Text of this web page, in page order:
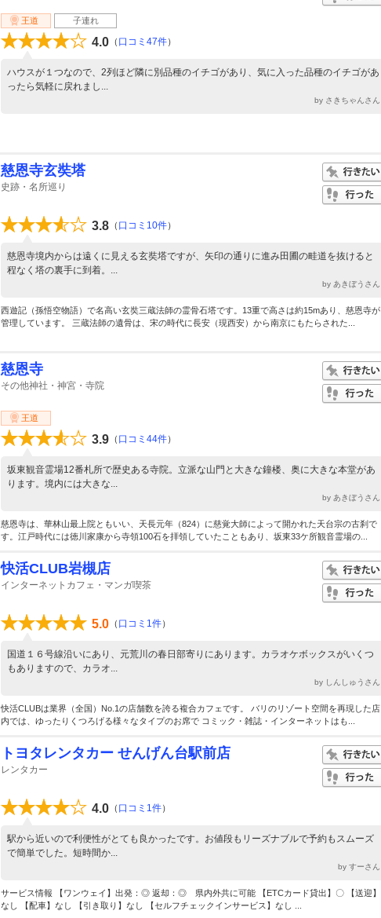
王道 子連れ
4.0 （ 口コミ47件）
ハウスが１つなので、2列ほど隣に別品種のイチゴがあり、気に入った品種のイチゴがあ
ったら気軽に戻れまし...
by さきちゃんさん
慈恩寺玄奘塔
史跡・名所巡り
3.8 （ 口コミ10件）
慈恩寺境内からは遠くに見える玄奘塔ですが、矢印の通りに進み田圃の畦道を抜けると
程なく塔の裏手に到着。...
by あきぼうさん
西遊記（孫悟空物語）で名高い玄奘三蔵法師の霊骨石塔です。13重で高さは約15mあり、慈恩寺が
管理しています。 三蔵法師の遺骨は、宋の時代に長安（現西安）から南京にもたらされた...
慈恩寺
その他神社・神宮・寺院
王道
3.9 （ 口コミ44件）
坂東観音霊場12番札所で歴史ある寺院。立派な山門と大きな鐘楼、奥に大きな本堂があ
ります。境内には大きな...
by あきぼうさん
慈恩寺は、華林山最上院ともいい、天長元年（824）に慈覚大師によって開かれた天台宗の古刹で
す。江戸時代には徳川家康から寺領100石を拝領していたこともあり、坂東33ケ所観音霊場の...
快活CLUB岩槻店
インターネットカフェ・マンガ喫茶
5.0 （ 口コミ1件）
国道１６号線沿いにあり、元荒川の春日部寄りにあります。カラオケボックスがいくつ
もありますので、カラオ...
by しんしゅうさん
快活CLUBは業界（全国）No.1の店舗数を誇る複合カフェです。 バリのリゾート空間を再現した店
内では、ゆったりくつろげる様々なタイプのお席で コミック・雑誌・インターネットはも...
トヨタレンタカー せんげん台駅前店
レンタカー
4.0 （ 口コミ1件）
駅から近いので利便性がとても良かったです。お値段もリーズナブルで予約もスムーズ
で簡単でした。短時間か...
by すーさん
サービス情報 【ワンウェイ】出発：◎ 返却：◎ 県内外共に可能 【ETCカード貸出】〇 【送迎】
なし 【配車】なし 【引き取り】なし 【セルフチェックインサービス】なし ...